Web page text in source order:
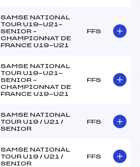
SAMSE NATIONAL
TOUR U19-U21-
SENIOR –
CHAMPIONNAT DE
FRANCE U19-U21
FFS
SAMSE NATIONAL
TOUR U19-U21-
SENIOR –
CHAMPIONNAT DE
FRANCE U19-U21
FFS
SAMSE NATIONAL
TOUR U19 / U21 /
SENIOR
FFS
SAMSE NATIONAL
TOUR U19 / U21 /
SENIOR
FFS